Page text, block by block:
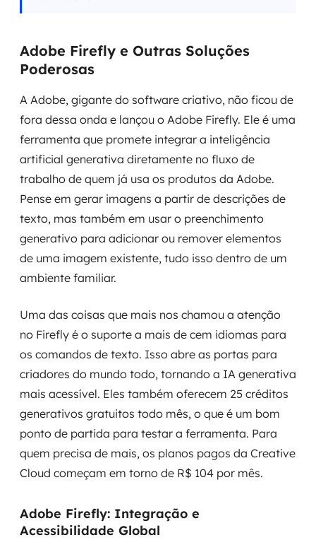
Adobe Firefly e Outras Soluções
Poderosas
A Adobe, gigante do software criativo, não ficou de
fora dessa onda e lançou o Adobe Firefly. Ele é uma
ferramenta que promete integrar a inteligência
artificial generativa diretamente no fluxo de
trabalho de quem já usa os produtos da Adobe.
Pense em gerar imagens a partir de descrições de
texto, mas também em usar o preenchimento
generativo para adicionar ou remover elementos
de uma imagem existente, tudo isso dentro de um
ambiente familiar.
Uma das coisas que mais nos chamou a atenção
no Firefly é o suporte a mais de cem idiomas para
os comandos de texto. Isso abre as portas para
criadores do mundo todo, tornando a IA generativa
mais acessível. Eles também oferecem 25 créditos
generativos gratuitos todo mês, o que é um bom
ponto de partida para testar a ferramenta. Para
quem precisa de mais, os planos pagos da Creative
Cloud começam em torno de R$ 104 por mês.
Adobe Firefly: Integração e
Acessibilidade Global